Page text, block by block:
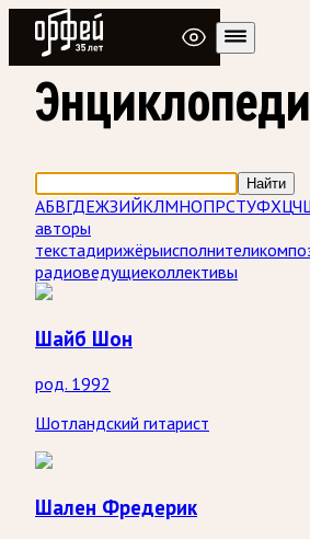
Радио Орфей
Найти
АБВГДЕЖЗИЙКЛМНОПРСТУФХЦЧ
авторы
текстадирижёрыисполнители
радиоведущиеколлективы
Шайб Шон
род. 1992
Шотландский гитарист
Шален Фредерик